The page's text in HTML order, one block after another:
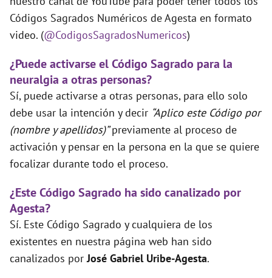
Códigos Sagrados Numéricos de Agesta en formato
video. (@CodigosSagradosNumericos)
¿Puede activarse el Código Sagrado para la
neuralgia a otras personas?
Sí, puede activarse a otras personas, para ello solo
debe usar la intención y decir “Aplico este Código por
(nombre y apellidos)”previamente al proceso de
activación y pensar en la persona en la que se quiere
focalizar durante todo el proceso.
¿Este Código Sagrado ha sido canalizado por
Agesta?
Sí. Este Código Sagrado y cualquiera de los
existentes en nuestra página web han sido
canalizados por José Gabriel Uribe-Agesta.